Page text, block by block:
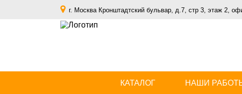
г. Москва Кронштадтский бульвар, д.7, стр 3, этаж 2,
КАТАЛОГ НАШИ